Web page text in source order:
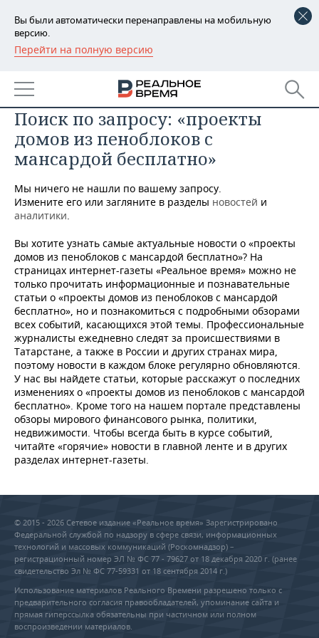
Вы были автоматически перенаправлены на мобильную
версию.
Перейти на полную версию
РЕГИОНЫ
БАШКОРТОСТАН
ТАТАРСТАН
УДМУРТИЯ
НОВОСТИ
АНАЛИТИКА
НОВОСТИ АНАЛИТИКИ
ДЕКЛАРАЦИИ О ДОХОДАХ
КОРОЛИ ГОСЗАКАЗА ПФО
ВУЗЫ ТАТАРСТАНА
КОМУ ПРИНАДЛЕЖАТ
ТОРГОВЫЕ ЦЕНТРЫ
ТАТАРСТАНА
ЭКОНОМИКА
НОВОСТИ ЭКОНОМИКИ
ФИНАНСЫ
БАНКИ
БЮДЖЕТ
ИНВЕСТИЦИИ
ПРОМЫШЛЕННОСТЬ
НОВОСТИ
АГРОПРОМ
МАШИНОСТРОЕНИЕ
НЕФТЕХИМИЯ
НЕФТЬ
ОПК
ЭНЕРГЕТИКА
НЕДВИЖИМОСТЬ
НОВОСТИ НЕДВИЖИМОСТИ
АВТО
НОВОСТИ АВТО
БИЗНЕС
НОВОСТИ БИЗНЕСА
РОЗНИЧНАЯ ТОРГОВЛЯ
ТРАНСПОРТ
УСЛУГИ
ТЕХНОЛОГИИ
НОВОСТИ ТЕХНОЛОГИЙ
IT
МЕДИА
ТЕЛЕКОММУНИКАЦИИ
МЕРОПРИЯТИЯ
НОВОСТИ МЕРОПРИЯТИЙ
ВЫЕЗДНАЯ РЕДАКЦИЯ
БИЗНЕС-БРАНЧИ
СПОРТ
НОВОСТИ СПОРТА
ФУТБОЛ
ВОЛЕЙБОЛ
КИБЕРСПОРТ
ФИГУРНОЕ КАТАНИЕ
ОБЩЕСТВО
НОВОСТИ ОБЩЕСТВА
ИСТОРИЯ
КУЛЬТУРА
МЕДИЦИНА
ФОТОГАЛЕРЕЯ
СПИСОК ПЕРСОН
СПИСОК КОМПАНИЙ
ПОЛНАЯ ВЕРСИЯ
Поиск по запросу: «проекты
домов из пеноблоков с
мансардой бесплатно»
Мы ничего не нашли по вашему запросу.
Измените его или загляните в разделы новостей и
аналитики.
Вы хотите узнать самые актуальные новости о «проекты
домов из пеноблоков с мансардой бесплатно»? На
страницах интернет-газеты «Реальное время» можно не
только прочитать информационные и познавательные
статьи о «проекты домов из пеноблоков с мансардой
бесплатно», но и познакомиться с подробными обзорами
всех событий, касающихся этой темы. Профессиональные
журналисты ежедневно следят за происшествиями в
Татарстане, а также в России и других странах мира,
поэтому новости в каждом блоке регулярно обновляются.
У нас вы найдете статьи, которые расскажут о последних
изменениях о «проекты домов из пеноблоков с мансардой
бесплатно». Кроме того на нашем портале представлены
обзоры мирового финансового рынка, политики,
недвижимости. Чтобы всегда быть в курсе событий,
читайте «горячие» новости в главной ленте и в других
разделах интернет-газеты.
© 2015 - 2026 Сетевое издание «Реальное время» Зарегистрировано
Федеральной службой по надзору в сфере связи, информационных
технологий и массовых коммуникаций (Роскомнадзор) –
регистрационный номер ЭЛ № ФС 77 - 79627 от 18 декабря 2020 г. (ранее
свидетельство Эл № ФС 77-59331 от 18 сентября 2014 г.)
Использование материалов Реального Времени разрешено только с
предварительного согласия правообладателей, упоминание сайта и
прямая гиперссылка обязательны при частичном или полном
воспроизведении материалов.